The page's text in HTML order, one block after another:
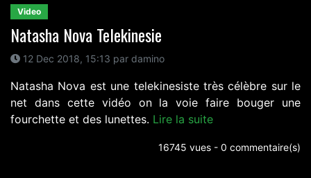
Video
Natasha Nova Telekinesie
12 Dec 2018, 15:13 par damino
Natasha Nova est une telekinesiste très célèbre sur le
net dans cette vidéo on la voie faire bouger une
fourchette et des lunettes. Lire la suite
16745 vues - 0 commentaire(s)